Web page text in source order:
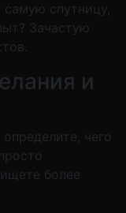
самую спутницу,
Зачастую
и
чего
более